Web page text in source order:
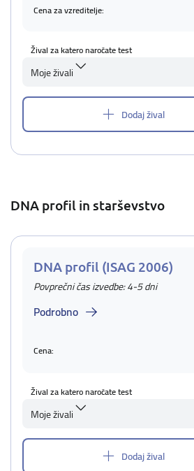
Cena za vzreditelje:
Žival za katero naročate test
Moje živali
Dodaj žival
DNA profil in starševstvo
DNA profil (ISAG 2006)
Povprečni čas izvedbe: 4-5 dni
Podrobno
Cena:
Žival za katero naročate test
Moje živali
Dodaj žival